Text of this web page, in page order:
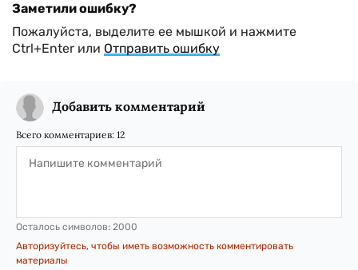
Заметили ошибку?
Пожалуйста, выделите ее мышкой и нажмите
Ctrl+Enter или Отправить ошибку
Добавить комментарий
Всего комментариев: 12
Осталось символов: 2000
Авторизуйтесь, чтобы иметь возможность комментировать
материалы